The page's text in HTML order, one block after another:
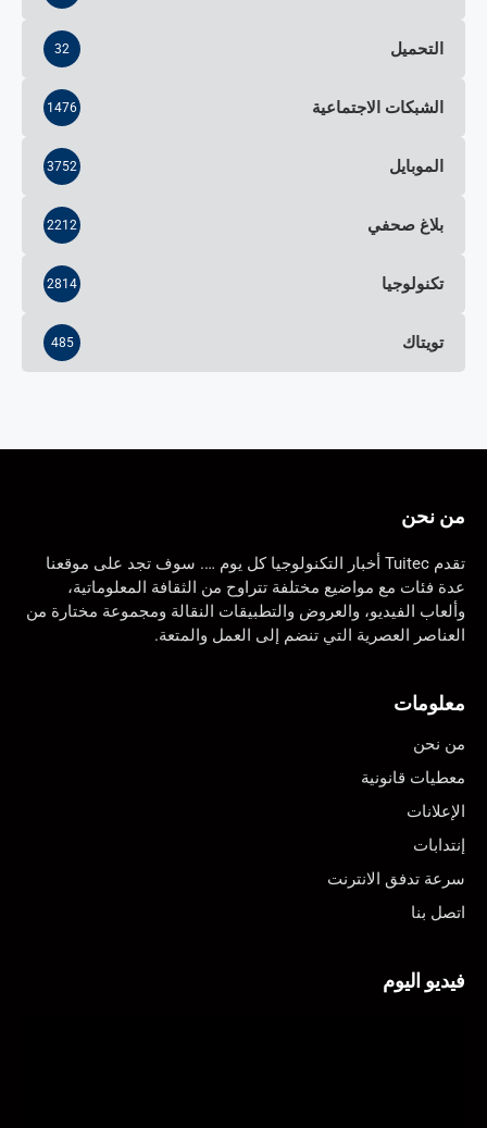
التحميل 32
الشبكات الاجتماعية 1476
الموبايل 3752
بلاغ صحفي 2212
تكنولوجيا 2814
تويتاك 485
من نحن
تقدم Tuitec أخبار التكنولوجيا كل يوم …. سوف تجد على موقعنا
عدة فئات مع مواضيع مختلفة تتراوح من الثقافة المعلوماتية،
وألعاب الفيديو، والعروض والتطبيقات النقالة ومجموعة مختارة من
العناصر العصرية التي تنضم إلى العمل والمتعة.
معلومات
من نحن
معطيات قانونية
الإعلانات
إنتدابات
سرعة تدفق الانترنت
اتصل بنا
فيديو اليوم